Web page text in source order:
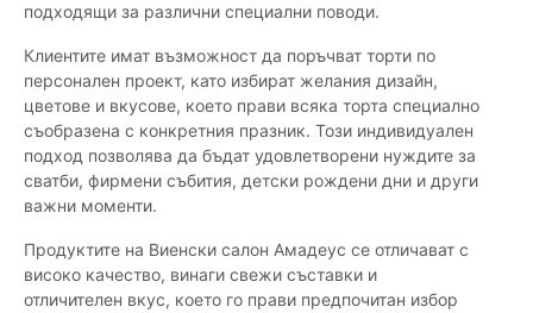
подходящи за различни специални поводи.
Клиентите имат възможност да поръчват торти по
персонален проект, като избират желания дизайн,
цветове и вкусове, което прави всяка торта специално
съобразена с конкретния празник. Този индивидуален
подход позволява да бъдат удовлетворени нуждите за
сватби, фирмени събития, детски рождени дни и други
важни моменти.
Продуктите на Виенски салон Амадеус се отличават с
високо качество, винаги свежи съставки и
отличителен вкус, което го прави предпочитан избор